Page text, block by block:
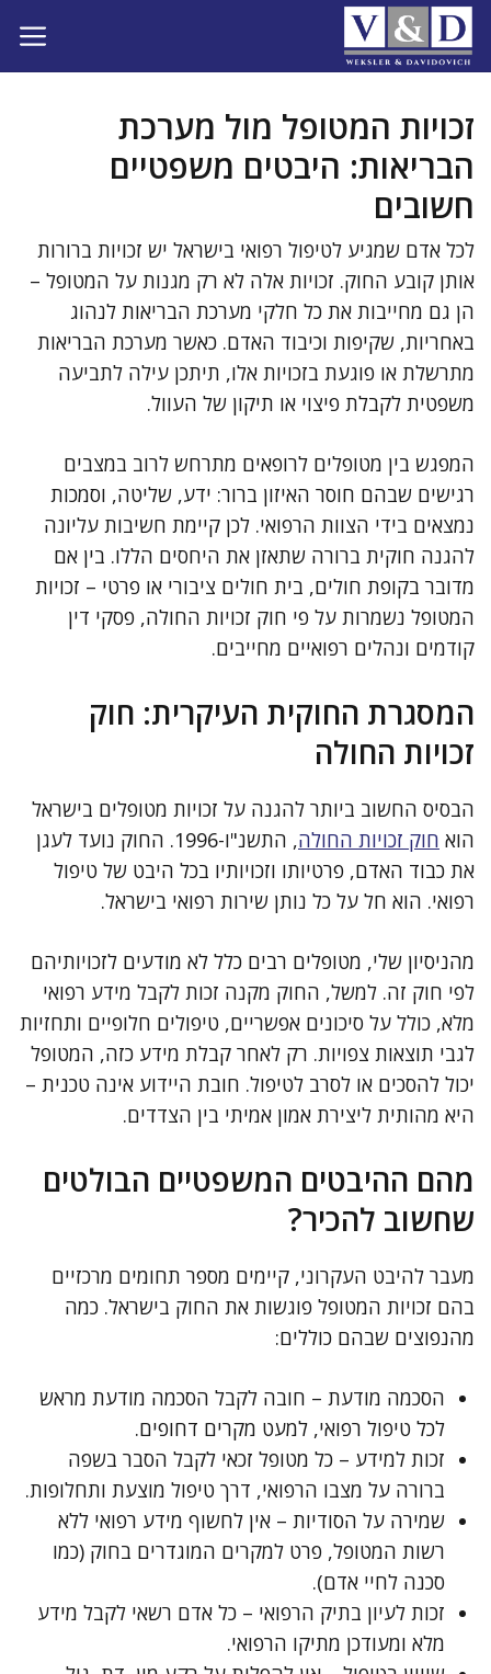
לדלג
לתוכן
זכויות המטופל מול מערכת
הבריאות: היבטים משפטיים
חשובים
לכל אדם שמגיע לטיפול רפואי בישראל יש זכויות ברורות
אותן קובע החוק. זכויות אלה לא רק מגנות על המטופל –
הן גם מחייבות את כל חלקי מערכת הבריאות לנהוג
באחריות, שקיפות וכיבוד האדם. כאשר מערכת הבריאות
מתרשלת או פוגעת בזכויות אלו, תיתכן עילה לתביעה
משפטית לקבלת פיצוי או תיקון של העוול.
המפגש בין מטופלים לרופאים מתרחש לרוב במצבים
רגישים שבהם חוסר האיזון ברור: ידע, שליטה, וסמכות
נמצאים בידי הצוות הרפואי. לכן קיימת חשיבות עליונה
להגנה חוקית ברורה שתאזן את היחסים הללו. בין אם
מדובר בקופת חולים, בית חולים ציבורי או פרטי – זכויות
המטופל נשמרות על פי חוק זכויות החולה, פסקי דין
קודמים ונהלים רפואיים מחייבים.
המסגרת החוקית העיקרית: חוק
זכויות החולה
הבסיס החשוב ביותר להגנה על זכויות מטופלים בישראל
הוא חוק זכויות החולה
, התשנ"ו-1996. החוק נועד לעגן
את כבוד האדם, פרטיותו וזכויותיו בכל היבט של טיפול
רפואי. הוא חל על כל נותן שירות רפואי בישראל.
מהניסיון שלי, מטופלים רבים כלל לא מודעים לזכויותיהם
לפי חוק זה. למשל, החוק מקנה זכות לקבל מידע רפואי
מלא, כולל על סיכונים אפשריים, טיפולים חלופיים ותחזיות
לגבי תוצאות צפויות. רק לאחר קבלת מידע כזה, המטופל
יכול להסכים או לסרב לטיפול. חובת היידוע אינה טכנית –
היא מהותית ליצירת אמון אמיתי בין הצדדים.
מהם ההיבטים המשפטיים הבולטים
שחשוב להכיר?
מעבר להיבט העקרוני, קיימים מספר תחומים מרכזיים
בהם זכויות המטופל פוגשות את החוק בישראל. כמה
מהנפוצים שבהם כוללים:
הסכמה מודעת – חובה לקבל הסכמה מודעת מראש
לכל טיפול רפואי, למעט מקרים דחופים.
זכות למידע – כל מטופל זכאי לקבל הסבר בשפה
ברורה על מצבו הרפואי, דרך טיפול מוצעת ותחלופות.
שמירה על הסודיות – אין לחשוף מידע רפואי ללא
רשות המטופל, פרט למקרים המוגדרים בחוק (כמו
סכנה לחיי אדם).
זכות לעיון בתיק הרפואי – כל אדם רשאי לקבל מידע
מלא ומעודכן מתיקו הרפואי.